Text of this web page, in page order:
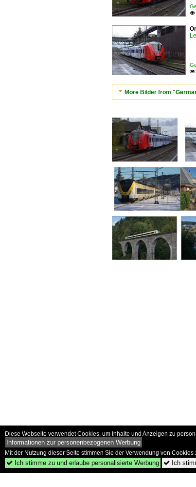


More Bilder from
Diese Webseite verwendet Cookies, um Inhalte und Anzeigen zu
Informationen zur personenbezogenen Werbung
Mit der Nutzung dieser Seite stimmen Sie der Verwendung von Cookies
 Ich stimme zu und erlaube personalisierte Werbung  Ich